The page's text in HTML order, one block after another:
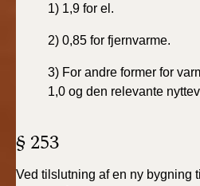
1) 1,9 for el.
2) 0,85 for fjernvarme.
3) For andre former for
1,0 og den relevante
§ 253
Ved tilslutning af en ny bygning